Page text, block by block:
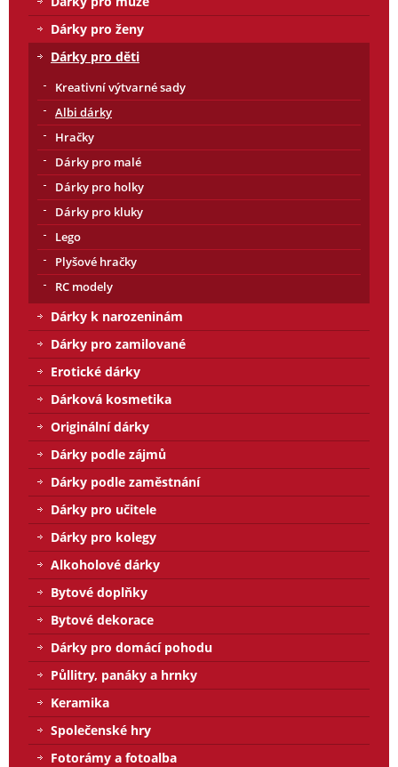
Dárky pro ženy
Dárky pro děti
Kreativní výtvarné sady
Albi dárky
Hračky
Dárky pro malé
Dárky pro holky
Dárky pro kluky
Lego
Plyšové hračky
RC modely
Dárky k narozeninám
Dárky pro zamilované
Erotické dárky
Dárková kosmetika
Originální dárky
Dárky podle zájmů
Dárky podle zaměstnání
Dárky pro učitele
Dárky pro kolegy
Alkoholové dárky
Bytové doplňky
Bytové dekorace
Dárky pro domácí pohodu
Půllitry, panáky a hrnky
Keramika
Společenské hry
Fotorámy a fotoalba